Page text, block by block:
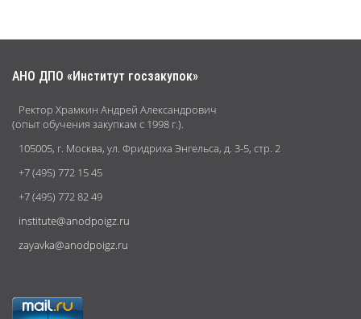
АНО ДПО «Институт госзакупок»
Ректор Храмкин Андрей Александрович
(опыт обучения закупкам с 1998 г.).
105005, г. Москва, ул. Фридриха Энгельса, д. 3-5, стр. 2
+7 (495) 772 15 45
+7 (495) 772 82 49
institute@anodpoigz.ru
zayavka@anodpoigz.ru